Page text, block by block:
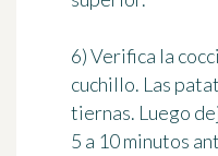
6)Verifica la
cuchillo. Las
tiernas. Luego
5 a 10 minutos